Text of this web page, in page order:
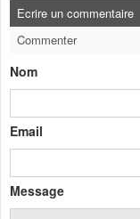
Ecrire un commentaire
Commenter
Nom
Email
Message